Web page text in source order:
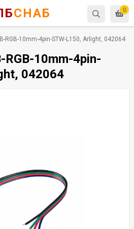
0
СНАБ
RGB-10mm-4pin-STW-L150, Arlight, 042064
RGB-10mm-4pin-
042064